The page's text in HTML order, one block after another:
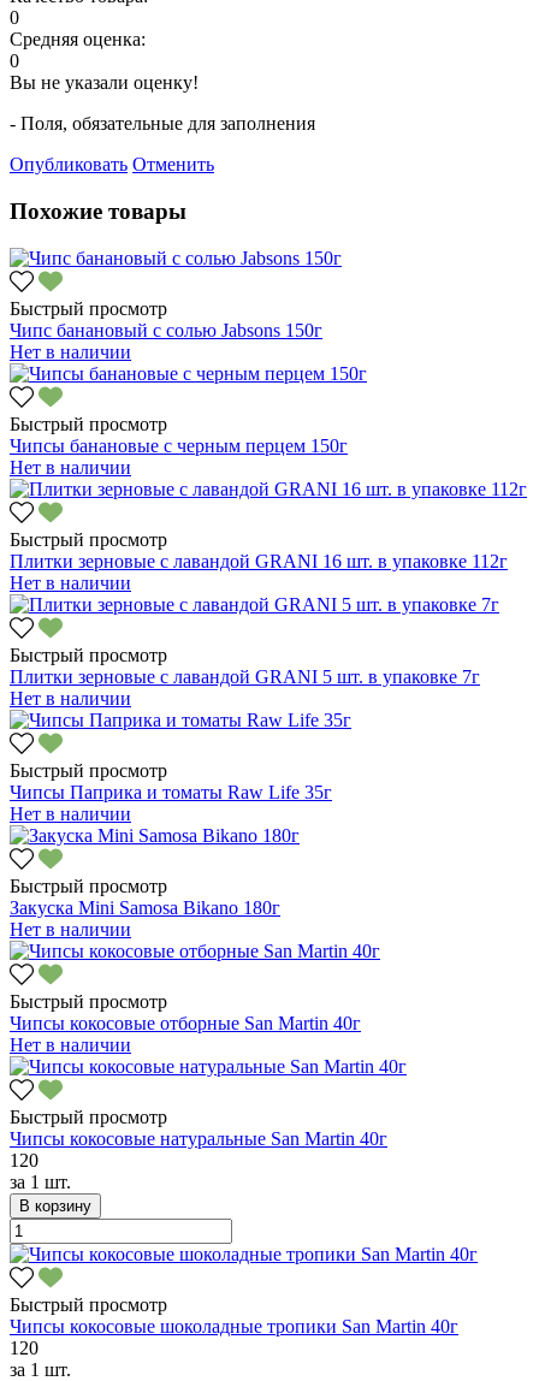
0
Средняя оценка:
0
Вы не указали оценку!
- Поля, обязательные для заполнения
Опубликовать Отменить
Похожие товары
Быстрый просмотр
Чипс банановый с солью Jabsons 150г
Нет в наличии
Быстрый просмотр
Чипсы банановые с черным перцем 150г
Нет в наличии
Быстрый просмотр
Плитки зерновые с лавандой GRANI 16 шт. в упаковке 112г
Нет в наличии
Быстрый просмотр
Плитки зерновые с лавандой GRANI 5 шт. в упаковке 7г
Нет в наличии
Быстрый просмотр
Чипсы Паприка и томаты Raw Life 35г
Нет в наличии
Быстрый просмотр
Закуска Mini Samosa Bikano 180г
Нет в наличии
Быстрый просмотр
Чипсы кокосовые отборные San Martin 40г
Нет в наличии
Быстрый просмотр
Чипсы кокосовые натуральные San Martin 40г
120
за 1 шт.
В корзину
Быстрый просмотр
Чипсы кокосовые шоколадные тропики San Martin 40г
120
за 1 шт.